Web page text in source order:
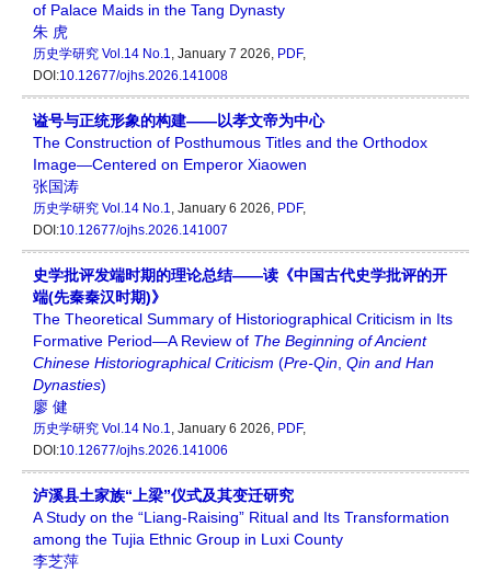
of Palace Maids in the Tang Dynasty
朱 虎
历史学研究 Vol.14 No.1, January 7 2026, PDF,
DOI:10.12677/ojhs.2026.141008
谥号与正统形象的构建——以孝文帝为中心
The Construction of Posthumous Titles and the Orthodox
Image—Centered on Emperor Xiaowen
张国涛
历史学研究 Vol.14 No.1, January 6 2026, PDF,
DOI:10.12677/ojhs.2026.141007
史学批评发端时期的理论总结——读《中国古代史学批评的开
端(先秦秦汉时期)》
The Theoretical Summary of Historiographical Criticism in Its
Formative Period—A Review of The Beginning of Ancient
Chinese Historiographical Criticism (Pre-Qin Qin and Han
Dynasties)
廖 健
历史学研究 Vol.14 No.1, January 6 2026, PDF,
DOI:10.12677/ojhs.2026.141006
泸溪县土家族“上梁”仪式及其变迁研究
A Study on the “Liang-Raising” Ritual and Its Transformation
among the Tujia Ethnic Group in Luxi County
李芝萍